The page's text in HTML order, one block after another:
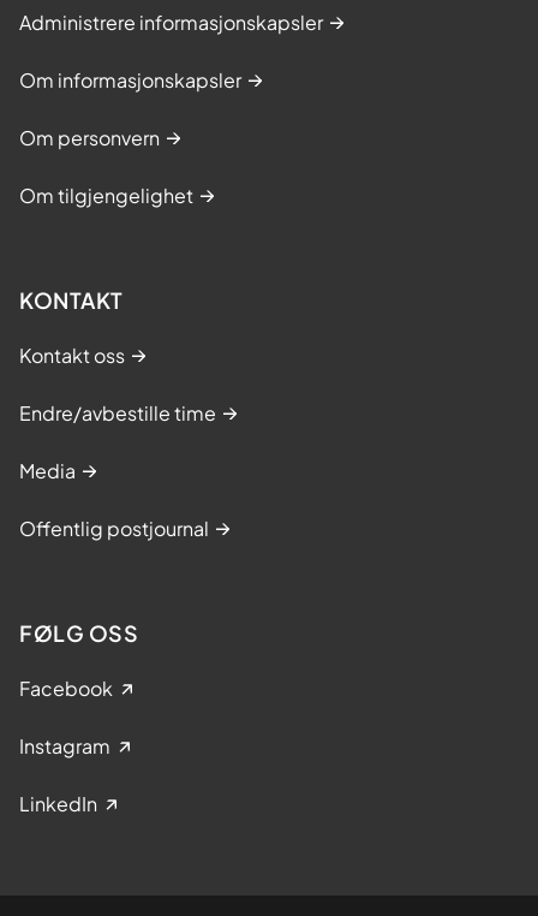
Administrere informasjonskapsler
Om informasjonskapsler
Om personvern
Om tilgjengelighet
KONTAKT
Kontakt oss
Endre/avbestille time
Media
Offentlig postjournal
FØLG OSS
Facebook
Instagram
LinkedIn